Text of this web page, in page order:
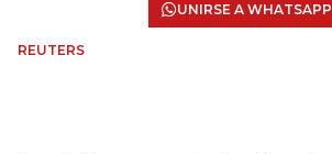
UNIRSE A WHATSAPP
REUTERS